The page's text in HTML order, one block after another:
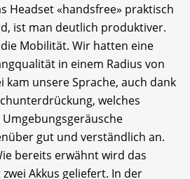
Headset «handsfree» praktisch
ist man deutlich produktiver.
Mobilität. Wir hatten eine
in einem Radius von
kam unsere Sprache, auch dank
welches
gut und verständlich an.
bereits erwähnt wird das
Akkus geliefert. In der